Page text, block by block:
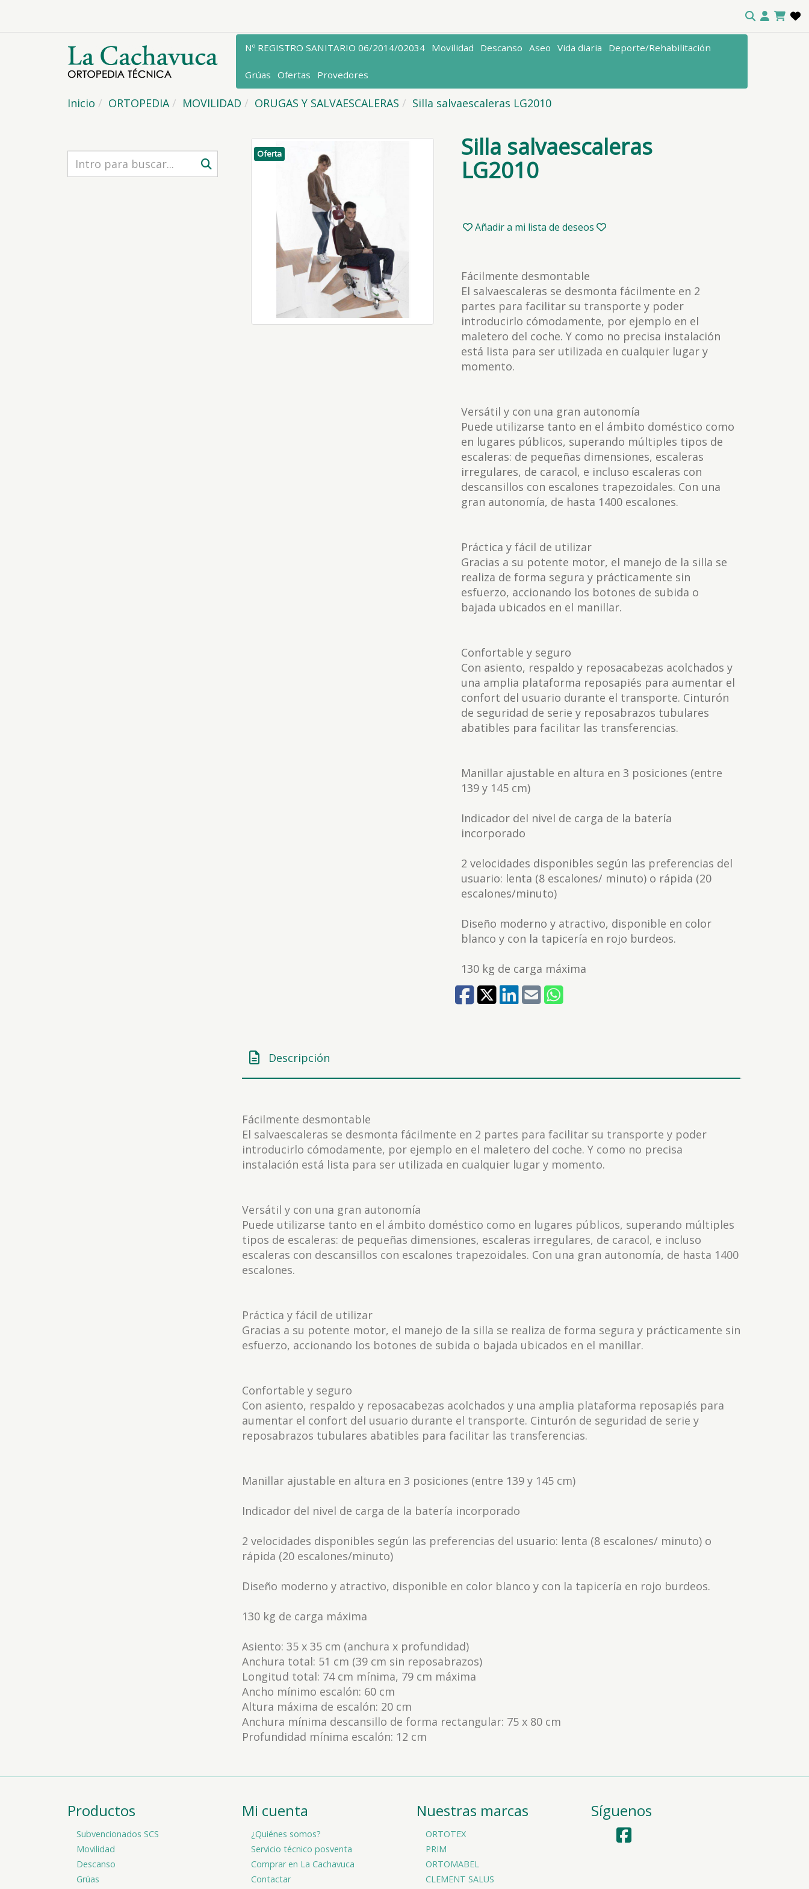
Nº REGISTRO SANITARIO 06/2014/02034 Movilidad Descanso Aseo Vida diaria Deporte/Rehabilitación
Grúas Ofertas Provedores
Inicio ORTOPEDIA MOVILIDAD ORUGAS Y SALVAESCALERAS Silla salvaescaleras LG2010
Oferta Silla salvaescaleras
LG2010
Añadir a mi lista de deseos
Fácilmente desmontable
El salvaescaleras se desmonta fácilmente en 2
partes para facilitar su transporte y poder
introducirlo cómodamente, por ejemplo en el
maletero del coche. Y como no precisa instalación
está lista para ser utilizada en cualquier lugar y
momento.
Versátil y con una gran autonomía
Puede utilizarse tanto en el ámbito doméstico como
en lugares públicos, superando múltiples tipos de
escaleras: de pequeñas dimensiones, escaleras
irregulares, de caracol, e incluso escaleras con
descansillos con escalones trapezoidales. Con una
gran autonomía, de hasta 1400 escalones.
Práctica y fácil de utilizar
Gracias a su potente motor, el manejo de la silla se
realiza de forma segura y prácticamente sin
esfuerzo, accionando los botones de subida o
bajada ubicados en el manillar.
Confortable y seguro
Con asiento, respaldo y reposacabezas acolchados y
una amplia plataforma reposapiés para aumentar el
confort del usuario durante el transporte. Cinturón
de seguridad de serie y reposabrazos tubulares
abatibles para facilitar las transferencias.
Manillar ajustable en altura en 3 posiciones (entre
139 y 145 cm)
Indicador del nivel de carga de la batería
incorporado
2 velocidades disponibles según las preferencias del
usuario: lenta (8 escalones/ minuto) o rápida (20
escalones/minuto)
Diseño moderno y atractivo, disponible en color
blanco y con la tapicería en rojo burdeos.
130 kg de carga máxima
Descripción
Fácilmente desmontable
El salvaescaleras se desmonta fácilmente en 2 partes para facilitar su transporte y poder
introducirlo cómodamente, por ejemplo en el maletero del coche. Y como no precisa
instalación está lista para ser utilizada en cualquier lugar y momento.
Versátil y con una gran autonomía
Puede utilizarse tanto en el ámbito doméstico como en lugares públicos, superando múltiples
tipos de escaleras: de pequeñas dimensiones, escaleras irregulares, de caracol, e incluso
escaleras con descansillos con escalones trapezoidales. Con una gran autonomía, de hasta 1400
escalones.
Práctica y fácil de utilizar
Gracias a su potente motor, el manejo de la silla se realiza de forma segura y prácticamente sin
esfuerzo, accionando los botones de subida o bajada ubicados en el manillar.
Confortable y seguro
Con asiento, respaldo y reposacabezas acolchados y una amplia plataforma reposapiés para
aumentar el confort del usuario durante el transporte. Cinturón de seguridad de serie y
reposabrazos tubulares abatibles para facilitar las transferencias.
Manillar ajustable en altura en 3 posiciones (entre 139 y 145 cm)
Indicador del nivel de carga de la batería incorporado
2 velocidades disponibles según las preferencias del usuario: lenta (8 escalones/ minuto) o
rápida (20 escalones/minuto)
Diseño moderno y atractivo, disponible en color blanco y con la tapicería en rojo burdeos.
130 kg de carga máxima
Asiento: 35 x 35 cm (anchura x profundidad)
Anchura total: 51 cm (39 cm sin reposabrazos)
Longitud total: 74 cm mínima, 79 cm máxima
Ancho mínimo escalón: 60 cm
Altura máxima de escalón: 20 cm
Anchura mínima descansillo de forma rectangular: 75 x 80 cm
Profundidad mínima escalón: 12 cm
Productos
Subvencionados SCS
Movilidad
Descanso
Grúas
Mi cuenta
¿Quiénes somos?
Servicio técnico posventa
Comprar en La Cachavuca
Contactar
Nuestras marcas
ORTOTEX
PRIM
ORTOMABEL
CLEMENT SALUS
Síguenos